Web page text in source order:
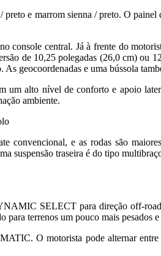
e marrom sienna / preto. O painel
central. Já à frente do
de 10,25 polegadas (26,0 cm)
geocoordenadas e uma bússola
um alto nível de conforto e apoio
ambiente.
e as rodas são
suspensão traseira é do tipo
SELECT para direção off-
terrenos um pouco mais pesados ​​e
O motorista pode alternar